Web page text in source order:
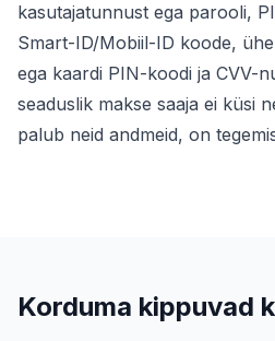
kasutajatunnust ega parooli,
Smart-ID/Mobiil-ID koode,
ega kaardi PIN-koodi ja CVV-
seaduslik makse saaja ei küsi
palub neid andmeid, on
Korduma kippuvad